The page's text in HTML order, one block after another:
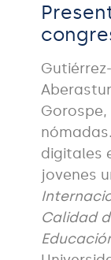
Gorospe,
digitales
jovenes
Calidad